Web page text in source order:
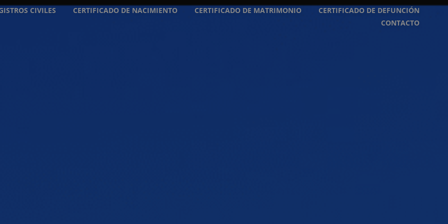
CIVILES CERTIFICADO DE NACIMIENTO CERTIFICADO DE MATRIMONIO
CERTIFICADO DE DEFUNCIÓN
CONTACTO